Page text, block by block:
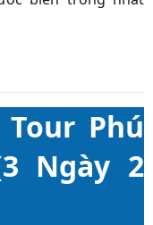
Phú
Ngày 2